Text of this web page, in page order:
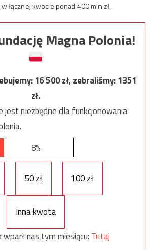
łącznej kwocie ponad 400 mln zł.
Magna Polonia!
16 500zł, zebraliśmy:1351
zł.
niezbędne dla funkcjonowania
8%
50 zł 100 zł
Inna kwota
nas tym miesiącu: Tutaj